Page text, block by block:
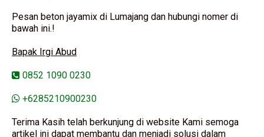
Pesan beton jayamix di Lumajang dan hubungi nomer di
bawah ini.!
Bapak Irgi Abud
0852 1090 0230
+6285210900230
Terima Kasih telah berkunjung di website Kami semoga
artikel ini dapat membantu dan menjadi solusi dalam